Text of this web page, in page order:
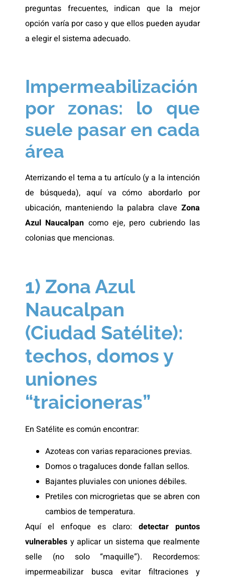
preguntas frecuentes, indican que la mejor
opción varía por caso y que ellos pueden ayudar
a elegir el sistema adecuado.
Impermeabilización
por zonas: lo que
suele pasar en cada
área
Aterrizando el tema a tu artículo (y a la intención
de búsqueda), aquí va cómo abordarlo por
ubicación, manteniendo la palabra clave Zona
Azul Naucalpan como eje, pero cubriendo las
colonias que mencionas.
1) Zona Azul
Naucalpan
(Ciudad Satélite):
techos, domos y
uniones
“traicioneras”
En Satélite es común encontrar:
Azoteas con varias reparaciones previas.
Domos o tragaluces donde fallan sellos.
Bajantes pluviales con uniones débiles.
Pretiles con microgrietas que se abren con
cambios de temperatura.
Aquí el enfoque es claro: detectar puntos
vulnerables y aplicar un sistema que realmente
selle (no solo “maquille”). Recordemos:
impermeabilizar busca evitar filtraciones y